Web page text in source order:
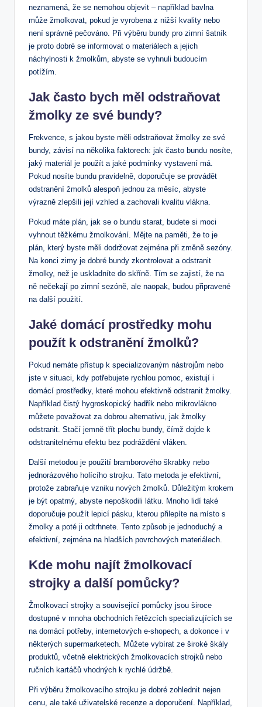
neznamená, že‍ se nemohou ​objevit – například bavlna⁤
může žmolkovat, pokud je ⁢vyrobena ⁣z nižší kvality nebo
není správně pečováno. Při⁣ výběru ⁣bundy‌ pro zimní​ šatník
⁢je proto dobré se ⁤informovat o materiálech a jejich
náchylnosti k žmolkům, abyste se vyhnuli budoucím
potížím.
Jak často bych ⁢měl odstraňovat
žmolky ze ‌své bundy?
Frekvence, s jakou ‍byste měli odstraňovat žmolky​ ze své
bundy, ​závisí na několika ⁤faktorech: jak často ⁤bundu nosíte,
jaký materiál je ⁢použít a jaké ⁤podmínky vystavení má.
Pokud nosíte bundu pravidelně, doporučuje se provádět‌
odstranění žmolků alespoň jednou za měsíc, abyste
výrazně zlepšili její vzhled a zachovali kvalitu vlákna.
Pokud máte ⁢plán,‍ jak se o bundu starat, budete si moci⁣
vyhnout těžkému žmolkování. ‍Mějte na⁤ paměti, že to ⁤je
plán, který byste měli dodržovat zejména při změně sezóny.
Na konci zimy je dobré ​bundy zkontrolovat a‍ odstranit
žmolky, než je uskladníte do​ skříně. Tím se zajistí, že na
ně nečekají po zimní sezóně,​ ale naopak, budou připravené
⁢na‌ další použití.
Jaké‍ domácí prostředky mohu
použít ⁣k‌ odstranění žmolků?
Pokud⁣ nemáte přístup k specializovaným nástrojům nebo
jste v ‍situaci, kdy potřebujete rychlou ​pomoc, ⁢existují i
domácí ​prostředky, které‌ mohou ⁤efektivně​ odstranit žmolky.
Například čistý hygroskopický ⁣hadřík nebo mikrovlákno‌
můžete považovat za dobrou⁤ alternativu, jak žmolky
odstranit. Stačí⁢ jemně třít plochu bundy, ‍čímž dojde k
odstranitelnému ‌efektu bez podráždění vláken.
Další⁢ metodou je použití bramborového škrabky nebo
jednorázového holícího strojku. Tato metoda je efektivní,
protože zabraňuje vzniku nových žmolků. Důležitým krokem
je být opatrný, abyste nepoškodili‌ látku. Mnoho lidí také
‌doporučuje použít lepicí pásku, kterou přilepíte na místo s
žmolky a poté ji odtrhnete. ​Tento způsob je‌ jednoduchý⁣ a
efektivní, zejména na hladších povrchových ⁤materiálech.
Kde ​mohu najít žmolkovací
strojky a další ⁢pomůcky?
Žmolkovací ⁢strojky a související pomůcky jsou široce
dostupné ⁣v mnoha obchodních řetězcích specializujících se
na domácí potřeby, internetových e-shopech, a‍ dokonce ⁢i v
některých supermarketech.⁤ Můžete vybírat ze‍ široké škály
produktů, včetně elektrických žmolkovacích strojků‌ nebo
ručních kartáčů vhodných k rychlé údržbě.
Při výběru ⁣žmolkovacího strojku je⁢ dobré zohlednit nejen
cenu, ale‌ také uživatelské recenze a doporučení. Například,